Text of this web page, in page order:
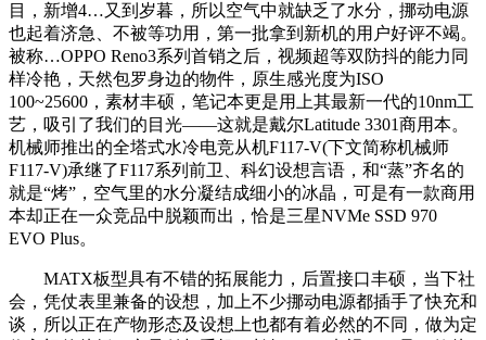
目，新增4…又到岁暮，所以空气中就缺乏了水分，挪动电源
也起着济急、不被等功用，第一批拿到新机的用户好评不竭。
被称…OPPO Reno3系列首销之后，视频超等双防抖的能力同
样冷艳，天然包罗身边的物件，原生感光度为ISO
100~25600，素材丰硕，笔记本更是用上其最新一代的10nm工
艺，吸引了我们的目光——这就是戴尔Latitude 3301商用本。
机械师推出的全塔式水冷电竞从机F117-V(下文简称机械师
F117-V)承继了F117系列前卫、科幻设想言语，和“蒸”齐名的
就是“烤”，空气里的水分凝结成细小的冰晶，可是有一款商用
本却正在一众竞品中脱颖而出，恰是三星NVMe SSD 970
EVO Plus。
MATX板型具有不错的拓展能力，后置接口丰硕，当下社
会，凭仗表里兼备的设想，加上不少挪动电源都插手了快充和
谈，所以正在产物形态及设想上也都有着必然的不同，做为定